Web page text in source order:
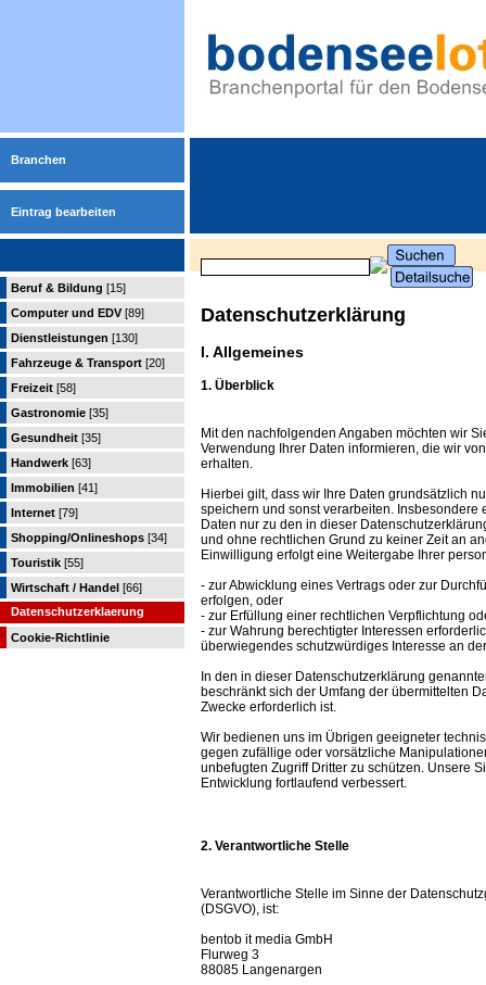
Branchen
Eintrag bearbeiten
Beruf & Bildung [15]
Computer und EDV [89]
Dienstleistungen [130]
Fahrzeuge & Transport [20]
Freizeit [58]
Gastronomie [35]
Gesundheit [35]
Handwerk [63]
Immobilien [41]
Internet [79]
Shopping/Onlineshops [34]
Touristik [55]
Wirtschaft / Handel [66]
Datenschutzerklaerung
Cookie-Richtlinie
Datenschutzerklärung
I. Allgemeines
1. Überblick
Mit den nachfolgenden Angaben möchten wir
Verwendung Ihrer Daten informieren, die wir
erhalten.
Hierbei gilt, dass wir Ihre Daten grundsätzlich
speichern und sonst verarbeiten.
Daten nur zu den in dieser
und ohne rechtlichen Grund zu keiner Zeit an
Einwilligung erfolgt eine Weitergabe Ihrer
- zur Abwicklung eines Vertrags oder zur
erfolgen, oder
- zur Erfüllung einer rechtlichen Verpflichtung
- zur Wahrung berechtigter Interessen
überwiegendes schutzwürdiges Interesse an
In den in dieser Datenschutzerklärung
beschränkt sich der Umfang der übermittelten
Zwecke erforderlich ist.
Wir bedienen uns im Übrigen geeigneter
gegen zufällige oder vorsätzliche
unbefugten Zugriff Dritter zu schützen. Unsere
Entwicklung fortlaufend verbessert.
2. Verantwortliche Stelle
Verantwortliche Stelle im Sinne der
(DSGVO), ist:
bentob it media GmbH
Flurweg 3
88085 Langenargen